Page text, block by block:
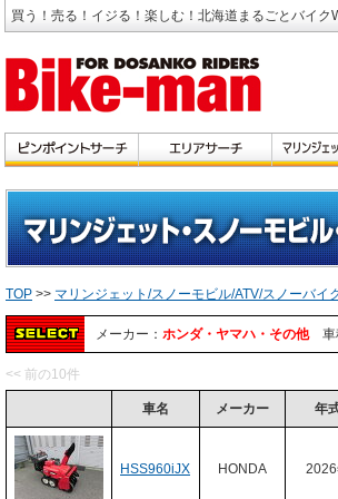
買う！売る！イジる！楽しむ！北海道まるごとバイク
TOP >> マリンジェット/スノーモビル/ATV/スノーバイ
メーカー： ホンダ・ヤマハ・その他車
<< 前の10件
車名 メーカー 年
HSS960iJX HONDA